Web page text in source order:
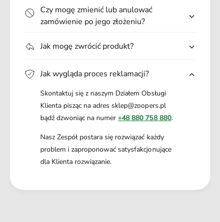
Wymiary:
Obwód przedpiersia: 20-35 cm
Szerokość taśmy: 1 cm
Czy mogę zmienić lub anulować
zamówienie po jego złożeniu?
Jak mogę zwrócić produkt?
Jak wygląda proces reklamacji?
Skontaktuj się z naszym Działem Obsługi
Klienta pisząc na adres sklep@zoopers.pl
bądź dzwoniąc na numer+48 880 758 880.
Nasz Zespół postara się rozwiązać każdy
problem i zaproponować satysfakcjonujące
dla Klienta rozwiązanie.